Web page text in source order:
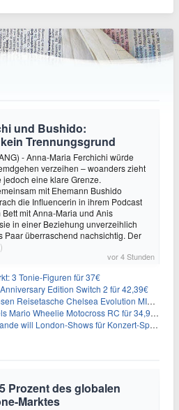
und Bushido:
Trennungsgrund
- Anna-Maria Ferchichi würde
verzeihen – woanders zieht
jedoch eine klare Grenze.
mit Ehemann Bushido
die Influencerin in ihrem Podcast
Bett mit Anna-Maria und Anis
in einer Beziehung unverzeihlich
Paar überraschend nachsichtig. Der
vor 4 Stunden
3 Tonie-Figuren für 37€
Edition Switch 2 für 42,39€
Reisetasche Chelsea Evolution MID 54L für 29,99€
Mario Wheelie Motocross RC für 34,99€
will London-Shows für Konzert-Special filmen
Prozent des globalen
Marktes